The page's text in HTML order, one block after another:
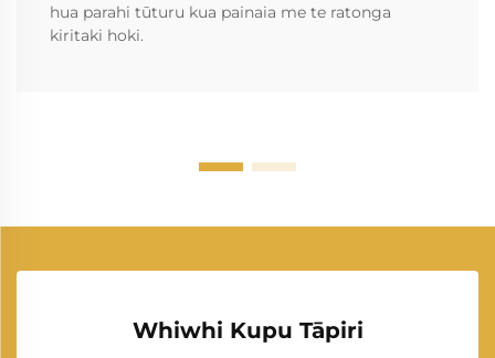
hua parahi tūturu kua painaia me te ratonga
kiritaki hoki.
Whiwhi Kupu Tāpiri